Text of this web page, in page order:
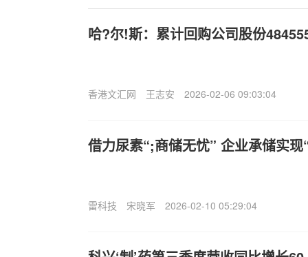
哈?尔!斯：累计回购公司股份
香港文汇网 王志安 2026-02-06 09:03:04
借力尿素“;商储无忧” 企业承储实现
雷科技 宋晓军 2026-02-10 05:29:04